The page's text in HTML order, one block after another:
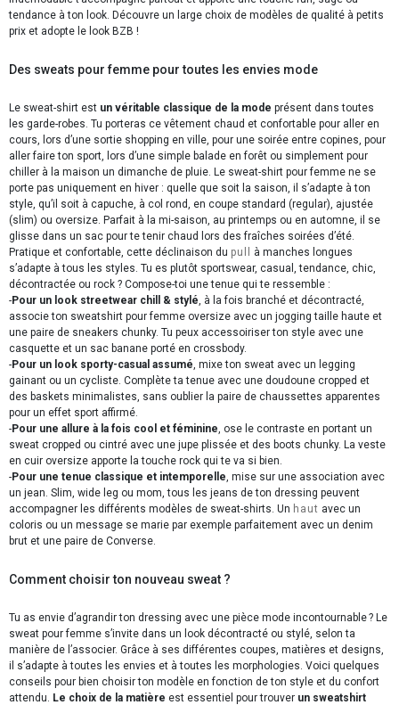
tendance à ton look. Découvre un large choix de modèles de qualité à petits
prix et adopte le look BZB !
Des sweats pour femme pour toutes les envies mode
Le sweat-shirt est un véritable classique de la mode présent dans toutes
les garde-robes. Tu porteras ce vêtement chaud et confortable pour aller en
cours, lors d’une sortie shopping en ville, pour une soirée entre copines, pour
aller faire ton sport, lors d’une simple balade en forêt ou simplement pour
chiller à la maison un dimanche de pluie. Le sweat-shirt pour femme ne se
porte pas uniquement en hiver : quelle que soit la saison, il s’adapte à ton
style, qu’il soit à capuche, à col rond, en coupe standard (regular), ajustée
(slim) ou oversize. Parfait à la mi-saison, au printemps ou en automne, il se
glisse dans un sac pour te tenir chaud lors des fraîches soirées d’été.
Pratique et confortable, cette déclinaison du pull
à manches longues
s’adapte à tous les styles. Tu es plutôt sportswear, casual, tendance, chic,
décontractée ou rock ? Compose-toi une tenue qui te ressemble :
-Pour un look streetwear chill & stylé, à la fois branché et décontracté,
associe ton sweatshirt pour femme oversize avec un jogging taille haute et
une paire de sneakers chunky. Tu peux accessoiriser ton style avec une
casquette et un sac banane porté en crossbody.
-Pour un look sporty-casual assumé, mixe ton sweat avec un legging
gainant ou un cycliste. Complète ta tenue avec une doudoune cropped et
des baskets minimalistes, sans oublier la paire de chaussettes apparentes
pour un effet sport affirmé.
-Pour une allure à la fois cool et féminine, ose le contraste en portant un
sweat cropped ou cintré avec une jupe plissée et des boots chunky. La veste
en cuir oversize apporte la touche rock qui te va si bien.
-Pour une tenue classique et intemporelle, mise sur une association avec
un jean. Slim, wide leg ou mom, tous les jeans de ton dressing peuvent
accompagner les différents modèles de sweat-shirts. Un haut avec un
coloris ou un message se marie par exemple parfaitement avec un denim
brut et une paire de Converse.
Comment choisir ton nouveau sweat ?
Tu as envie d’agrandir ton dressing avec une pièce mode incontournable ? Le
sweat pour femme s’invite dans un look décontracté ou stylé, selon ta
manière de l’associer. Grâce à ses différentes coupes, matières et designs,
il s’adapte à toutes les envies et à toutes les morphologies. Voici quelques
conseils pour bien choisir ton modèle en fonction de ton style et du confort
attendu. Le choix de la matière est essentiel pour trouver un sweatshirt